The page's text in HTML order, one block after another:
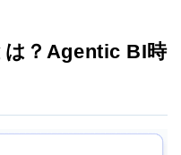
は？Agentic BI時